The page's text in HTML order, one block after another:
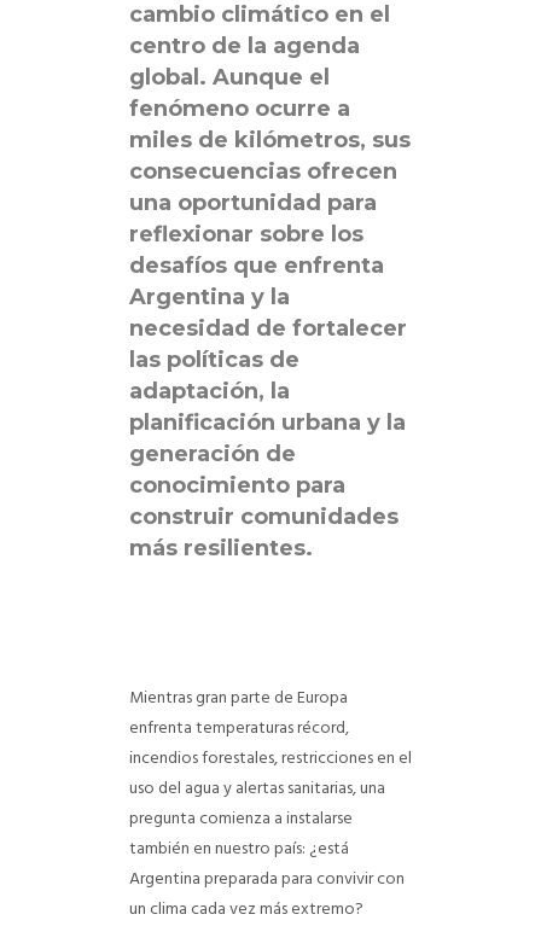
cambio climático en el
centro de la agenda
global. Aunque el
fenómeno ocurre a
miles de kilómetros, sus
consecuencias ofrecen
una oportunidad para
reflexionar sobre los
desafíos que enfrenta
Argentina y la
necesidad de fortalecer
las políticas de
adaptación, la
planificación urbana y la
generación de
conocimiento para
construir comunidades
más resilientes.
Mientras gran parte de Europa
enfrenta temperaturas récord,
incendios forestales, restricciones en el
uso del agua y alertas sanitarias, una
pregunta comienza a instalarse
también en nuestro país: ¿está
Argentina preparada para convivir con
un clima cada vez más extremo?